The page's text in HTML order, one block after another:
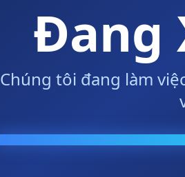
Đang
Chúng tôi đang làm